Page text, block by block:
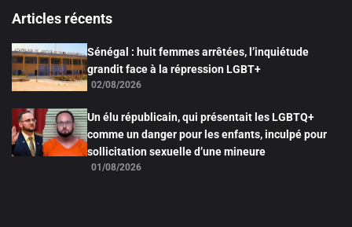
Articles récents
Sénégal : huit femmes arrêtées, l’inquiétude
grandit face à la répression LGBT+
02/08/2026
Un élu républicain, qui présentait les LGBTQ+
comme un danger pour les enfants, inculpé pour
sollicitation sexuelle d’une mineure
01/08/2026